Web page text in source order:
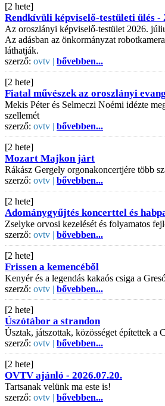
[2 hete]
Rendkívüli képviselő-testületi ülés -
Az oroszlányi képviselő-testület 2026.
Az adásban az önkormányzat
láthatják.
szerző: ovtv | bővebben...
[2 hete]
Fiatal művészek az oroszlányi
Mekis Péter és Selmeczi Noémi idézte
szellemét
szerző: ovtv | bővebben...
[2 hete]
Mozart Majkon járt
Rákász Gergely orgonakoncertjére több
szerző: ovtv | bővebben...
[2 hete]
Adománygyűjtés koncerttel és
Zselyke orvosi kezelését és folyamatos
szerző: ovtv | bővebben...
[2 hete]
Frissen a kemencéből
Kenyér és a legendás kakaós csiga a
szerző: ovtv | bővebben...
[2 hete]
Úszótábor a strandon
Úsztak, játszottak, közösséget építettek a
szerző: ovtv | bővebben...
[2 hete]
OVTV ajánló - 2026.07.20.
Tartsanak velünk ma este is!
szerző: ovtv | bővebben...